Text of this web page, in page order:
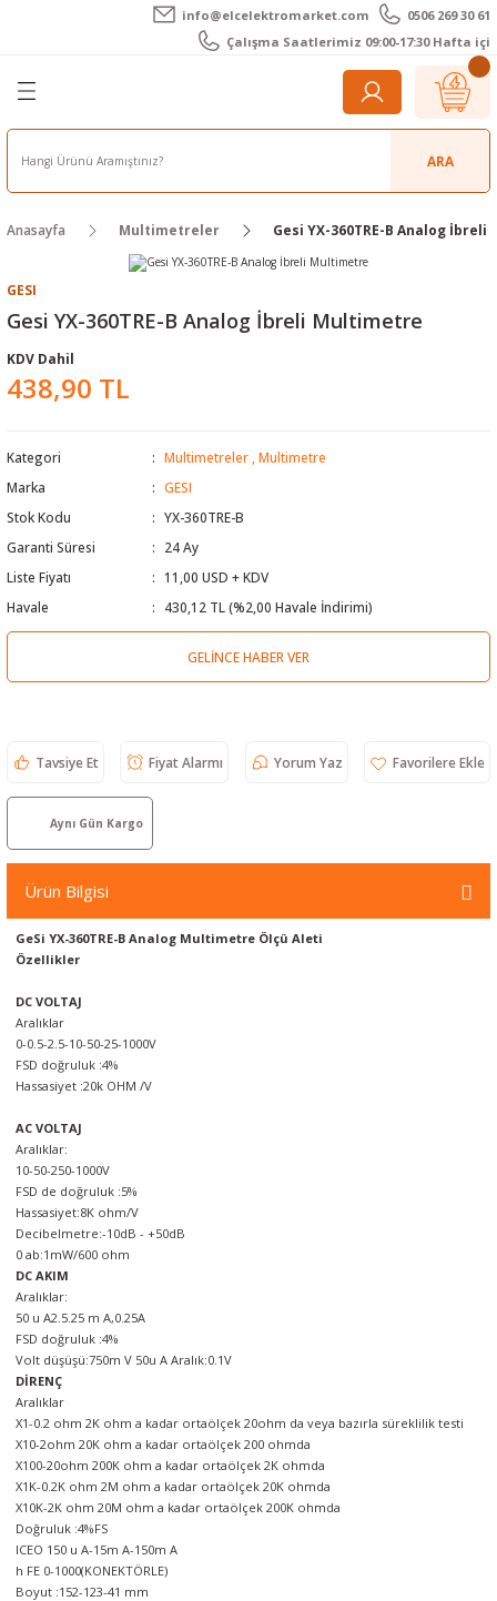
info@elcelektromarket.com
0506 269 30 61
Çalışma Saatlerimiz 09:00-17:30 Hafta içi
Geri Dön
Geri Dön
Cihazı
ve Kablo Bulucular
Cihazları
Geri Dön
Kameralar
Geri Dön
Cihazları
Ölçerler
Cihazları
Geri Dön
Teli - Pasta
Geri Dön
ARA
Anasayfa Multimetreler Gesi YX-360TRE-B Analog
GESI
Gesi YX-360TRE-B Analog İbreli Multimetre
KDV Dahil
438,90 TL
Kategori Multimetreler Multimetre
Marka
GESI
Stok Kodu
YX-360TRE-B
Garanti Süresi
24 Ay
Liste Fiyatı
11,00 USD + KDV
Havale
430,12 TL (%2,00 Havale İndirimi)
GELINCE HABER VER
Tavsiye Et Fiyat Alarmı Yorum Yaz
Aynı Gün Kargo
Ürün Bilgisi
GeSi YX-360TRE-B Analog Multimetre Ölçü Aleti
Özellikler
DC VOLTAJ
Aralıklar
0-0.5-2.5-10-50-25-1000V
FSD doğruluk :4%
Hassasiyet :20k OHM /V
AC VOLTAJ
Aralıklar:
10-50-250-1000V
FSD de doğruluk :5%
Hassasiyet:8K ohm/V
Decibelmetre:-10dB - +50dB
0 ab:1mW/600 ohm
DC AKIM
Aralıklar:
50 u A2.5.25 m A,0.25A
FSD doğruluk :4%
Volt düşüşü:750m V 50u A Aralık:0.1V
DİRENÇ
Aralıklar
X1-0.2 ohm 2K ohm a kadar ortaölçek 20ohm da veya bazırla süreklilik testi
X10-2ohm 20K ohm a kadar ortaölçek 200 ohmda
X100-20ohm 200K ohm a kadar ortaölçek 2K ohmda
X1K-0.2K ohm 2M ohm a kadar ortaölçek 20K ohmda
X10K-2K ohm 20M ohm a kadar ortaölçek 200K ohmda
Doğruluk :4%FS
ICEO 150 u A-15m A-150m A
h FE 0-1000(KONEKTÖRLE)
Boyut :152-123-41 mm